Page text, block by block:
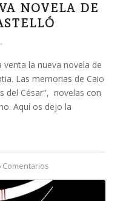
NOVELA DE
venta la nueva novela de
Las memorias de Caio
del César", novelas con
Aquí os dejo la
Comentarios